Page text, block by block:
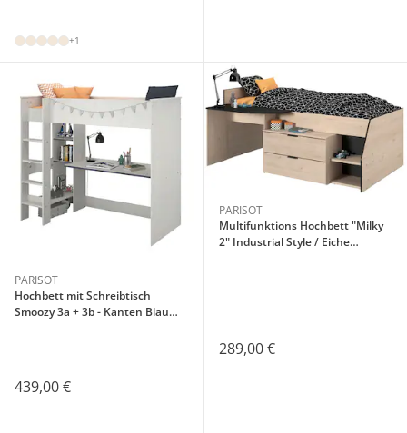
+1
PARISOT
Hochbett mit Schreibtisch
Smoozy 3a + 3b - Kanten Blau
439,00 €
PARISOT
Multifunktions Hochbett "Milky
2" Industrial Style / Eiche
289,00 €